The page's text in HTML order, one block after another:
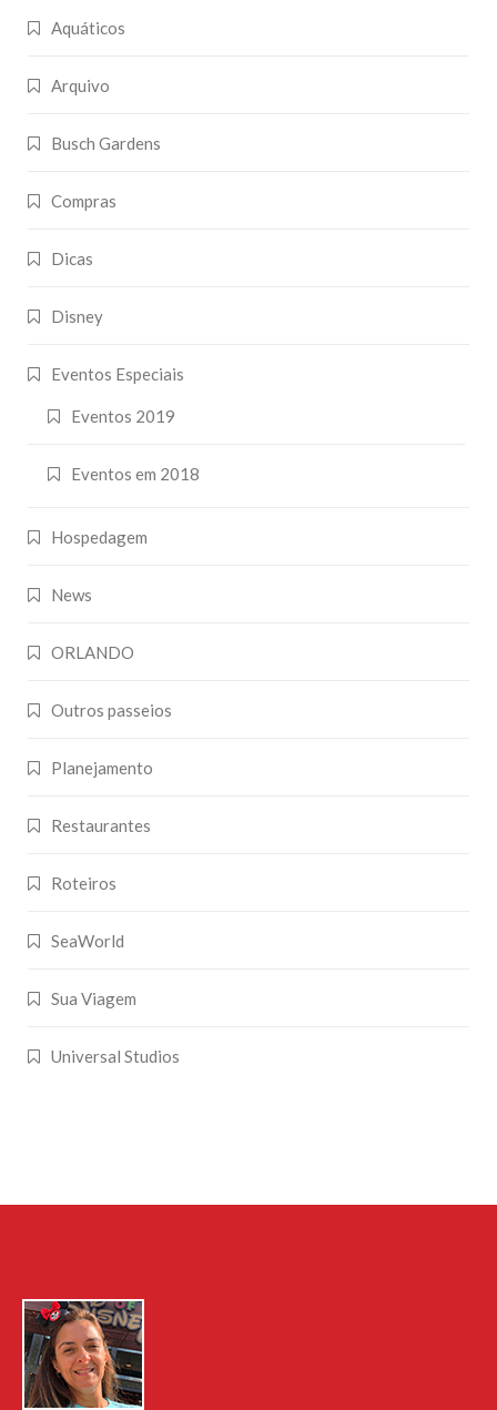
Aquáticos
Arquivo
Busch Gardens
Compras
Dicas
Disney
Eventos Especiais
Eventos 2019
Eventos em 2018
Hospedagem
News
ORLANDO
Outros passeios
Planejamento
Restaurantes
Roteiros
SeaWorld
Sua Viagem
Universal Studios